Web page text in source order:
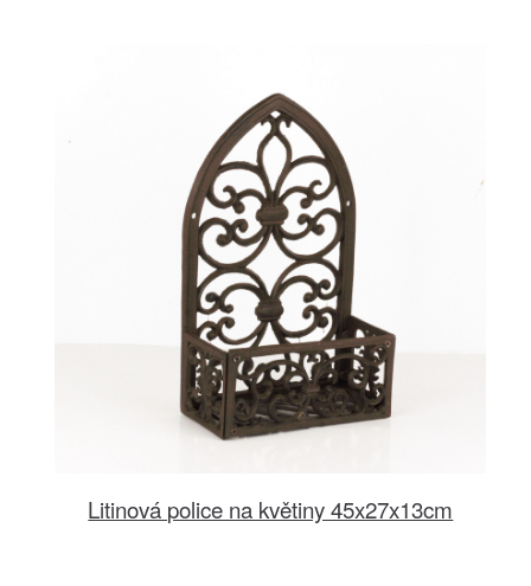
Litinová police na květiny 45x27x13cm